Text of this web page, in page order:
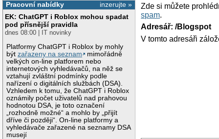
inzerujte »
Pracovní nabídky
EK: ChatGPT i Roblox mohou spadat
pod přísnější pravidla
dnes 08:00 | IT novinky
Platformy ChatGPT i Roblox by mohly
býtzařazeny na seznam
mimořádně
velkých on-line platforem nebo
internetových vyhledávačů, na něž se
vztahují zvláštní podmínky podle
nařízení o digitálních službách (DSA).
Vzhledem k tomu, že ChatGPT i Roblox
oznámily počet uživatelů nad prahovou
hodnotou DSA, je toto označení
„rozhodně možné“ a mohlo by „přijít
dříve či později“. On-line platformy a
vyhledávače zařazené na seznamy DSA
musejí
Zde si můžete
spam.
Adresář: /Blogspot
V tomto adresáři